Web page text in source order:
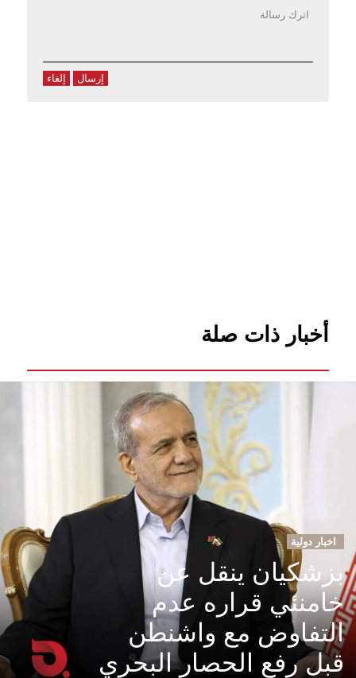
إرسال إلغاء
أخبار ذات صلة
اخبار دولية
بزشكيان ينقل عن
خامنئي قراره عدم
التفاوض مع واشنطن
قبل رفع الحصار البحري